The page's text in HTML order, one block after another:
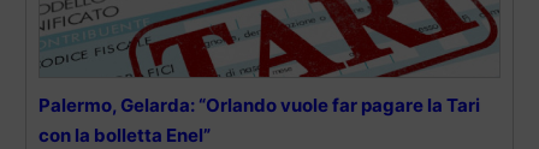
Palermo, Gelarda: “Orlando vuole far pagare la Tari
con la bolletta Enel”